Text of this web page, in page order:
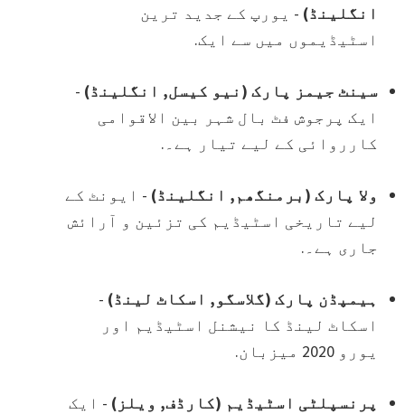
انگلینڈ) - یورپ کے جدید ترین
اسٹیڈیموں میں سے ایک.
سینٹ جیمز پارک (نیو کیسل, انگلینڈ) -
ایک پرجوش فٹ بال شہر بین الاقوامی
کارروائی کے لیے تیار ہے۔.
ولا پارک (برمنگھم, انگلینڈ) - ایونٹ کے
لیے تاریخی اسٹیڈیم کی تزئین و آرائش
جاری ہے۔.
ہیمپڈن پارک (گلاسگو, اسکاٹ لینڈ) -
اسکاٹ لینڈ کا نیشنل اسٹیڈیم اور
یورو 2020 میزبان.
پرنسپلٹی اسٹیڈیم (کارڈف, ویلز) - ایک